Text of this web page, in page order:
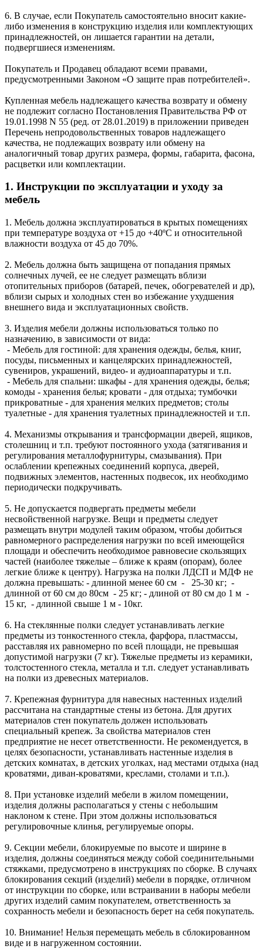
6. В случае, если Покупатель самостоятельно вносит какие-
либо изменения в конструкцию изделия или комплектующих
принадлежностей, он лишается гарантии на детали,
подвергшиеся изменениям.
Покупатель и Продавец обладают всеми правами,
предусмотренными Законом «О защите прав потребителей».
Купленная мебель надлежащего качества возврату и обмену
не подлежит согласно Постановления Правительства РФ от
19.01.1998 N 55 (ред. от 28.01.2019) в приложении приведен
Перечень непродовольственных товаров надлежащего
качества, не подлежащих возврату или обмену на
аналогичный товар других размера, формы, габарита, фасона,
расцветки или комплектации.
1. Инструкции по эксплуатации и уходу за
мебель
1. Мебель должна эксплуатироваться в крытых помещениях
при температуре воздуха от +15 до +40ºС и относительной
влажности воздуха от 45 до 70%.
2. Мебель должна быть защищена от попадания прямых
солнечных лучей, ее не следует размещать вблизи
отопительных приборов (батарей, печек, обогревателей и др),
вблизи сырых и холодных стен во избежание ухудшения
внешнего вида и эксплуатационных свойств.
3. Изделия мебели должны использоваться только по
назначению, в зависимости от вида:
- Мебель для гостиной: для хранения одежды, белья, книг,
посуды, письменных и канцелярских принадлежностей,
сувениров, украшений, видео- и аудиоаппаратуры и т.п.
- Мебель для спальни: шкафы - для хранения одежды, белья;
комоды - хранения белья; кровати - для отдыха; тумбочки
прикроватные - для хранения мелких предметов; столы
туалетные - для хранения туалетных принадлежностей и т.п.
4. Механизмы открывания и трансформации дверей, ящиков,
столешниц и т.п. требуют постоянного ухода (затягивания и
регулирования металлофурнитуры, смазывания). При
ослаблении крепежных соединений корпуса, дверей,
подвижных элементов, настенных подвесок, их необходимо
периодически подкручивать.
5. Не допускается подвергать предметы мебели
несвойственной нагрузке. Вещи и предметы следует
размещать внутри модулей таким образом, чтобы добиться
равномерного распределения нагрузки по всей имеющейся
площади и обеспечить необходимое равновесие скользящих
частей (наиболее тяжелые – ближе к краям (опорам), более
легкие ближе к центру). Нагрузка на полки ЛДСП и МДФ не
должна превышать: - длинной менее 60 см - 25-30 кг; -
длинной от 60 см до 80см - 25 кг; - длиной от 80 см до 1 м -
15 кг, - длинной свыше 1 м - 10кг.
6. На стеклянные полки следует устанавливать легкие
предметы из тонкостенного стекла, фарфора, пластмассы,
расставляя их равномерно по всей площади, не превышая
допустимой нагрузки (7 кг). Тяжелые предметы из керамики,
толстостенного стекла, металла и т.п. следует устанавливать
на полки из древесных материалов.
7. Крепежная фурнитура для навесных настенных изделий
рассчитана на стандартные стены из бетона. Для других
материалов стен покупатель должен использовать
специальный крепеж. За свойства материалов стен
предприятие не несет ответственности. Не рекомендуется, в
целях безопасности, устанавливать настенные изделия в
детских комнатах, в детских уголках, над местами отдыха (над
кроватями, диван-кроватями, креслами, столами и т.п.).
8. При установке изделий мебели в жилом помещении,
изделия должны располагаться у стены с небольшим
наклоном к стене. При этом должны использоваться
регулировочные клинья, регулируемые опоры.
9. Секции мебели, блокируемые по высоте и ширине в
изделия, должны соединяться между собой соединительными
стяжками, предусмотрено в инструкциях по сборке. В случаях
блокирования секций (изделий) мебели в порядке, отличном
от инструкции по сборке, или встраивании в наборы мебели
других изделий самим покупателем, ответственность за
сохранность мебели и безопасность берет на себя покупатель.
10. Внимание! Нельзя перемещать мебель в сблокированном
виде и в нагруженном состоянии.